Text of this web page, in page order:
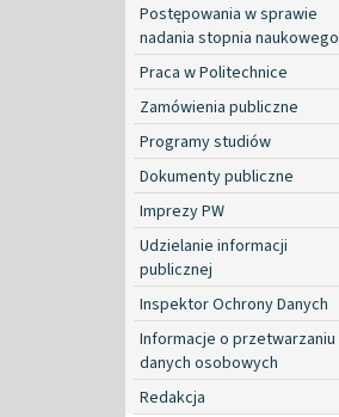
Postępowania w sprawie
nadania stopnia naukowego
Praca w Politechnice
Zamówienia publiczne
Programy studiów
Dokumenty publiczne
Imprezy PW
Udzielanie informacji
publicznej
Inspektor Ochrony Danych
Informacje o przetwarzaniu
danych osobowych
Redakcja